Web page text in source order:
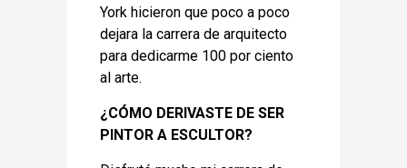
York hicieron que poco a poco
dejara la carrera de arquitecto
para dedicarme 100 por ciento
al arte.
¿CÓMO DERIVASTE DE SER
PINTOR A ESCULTOR?